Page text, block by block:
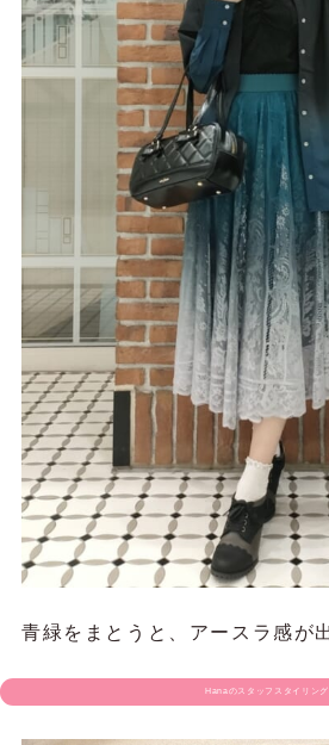
青緑をまとうと、アースラ感が
Hanaのスタッフスタイリング